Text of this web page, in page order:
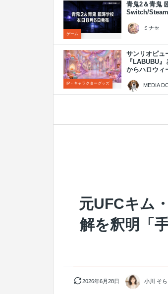
ゲーム
青鬼2＆青鬼
Switch/
ミナセ
IP・キャラクターグッズ
サンリオピュ
『LABUBU
からハロウィ
MEDIA
元UFCキム
解を釈明「
2026年6月28日 小川 そら